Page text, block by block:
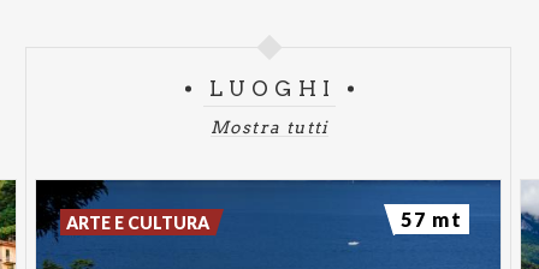
LUOGHI
Mostra tutti
ARTE E CULTURA 57 mt